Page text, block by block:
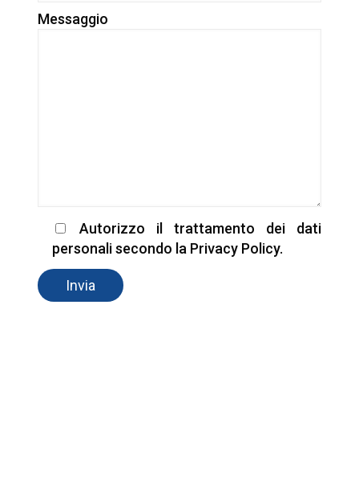
Messaggio
Autorizzo il trattamento dei dati
personali secondo la Privacy Policy.